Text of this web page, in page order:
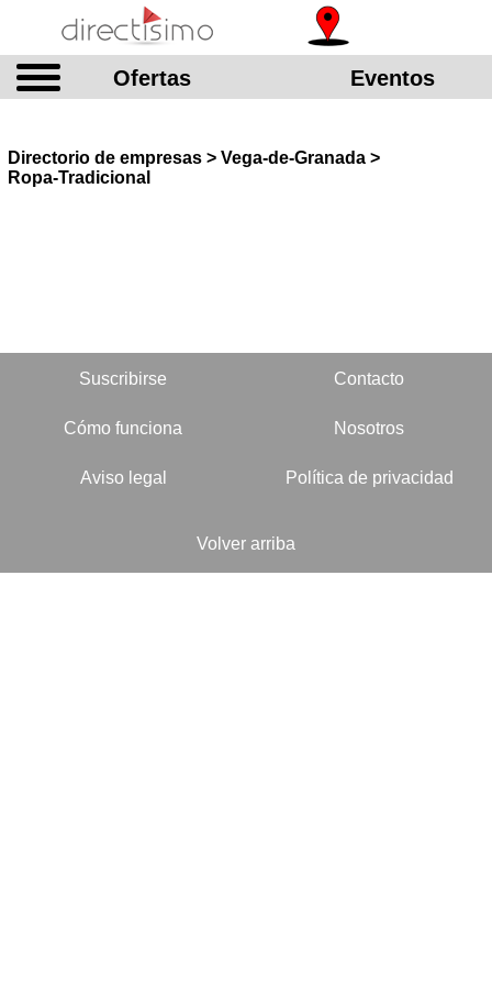
Ofertas Eventos
Directorio de empresas > Vega-de-Granada >
Ropa-Tradicional
Suscribirse Contacto
Cómo funciona Nosotros
Aviso legal Política de privacidad
Volver arriba